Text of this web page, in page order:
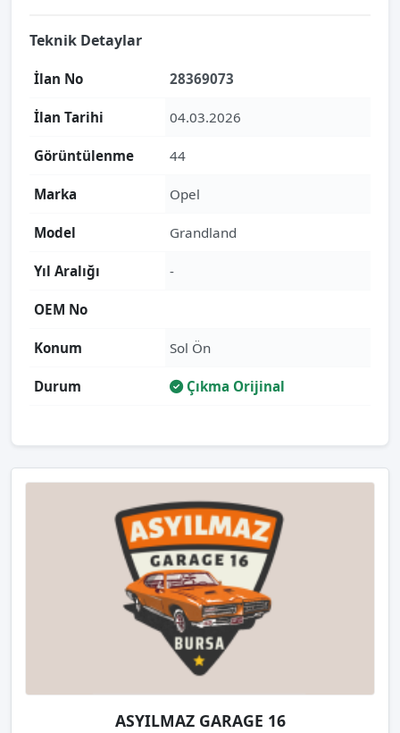
Teknik Detaylar
İlan No 28369073
İlan Tarihi 04.03.2026
Görüntülenme 44
Marka Opel
Model Grandland
Yıl Aralığı -
OEM No
Konum Sol Ön
Durum Çıkma Orijinal
ASYILMAZ GARAGE 16